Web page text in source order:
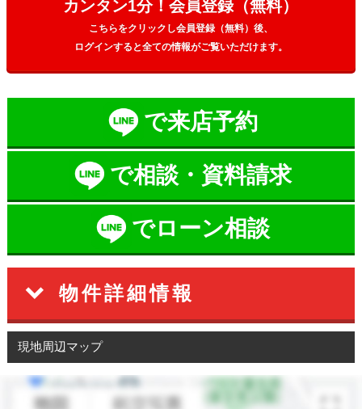
カンタン1分！会員登録（無料）
こちらをクリックし会員登録（無料）後、
ログインすると全ての情報がご覧いただけます。
で来店予約
で相談・資料請求
でローン相談
物件詳細情報
現地周辺マップ